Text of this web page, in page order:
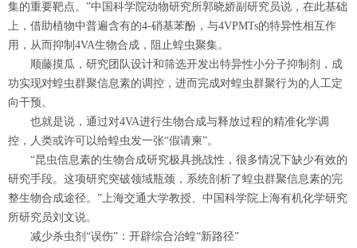
集的重要靶点。”中国科学院动物研究所郭晓娇副研究员说，在此基础
上，借助植物中普遍含有的4-硝基苯酚，与4VPMTs的特异性相互作
用，从而抑制4VA生物合成，阻止蝗虫聚集。
顺藤摸瓜，研究团队设计和筛选开发出特异性小分子抑制剂，成
功实现对蝗虫群聚信息素的调控，进而完成对蝗虫群聚行为的人工定
向干预。
也就是说，通过对4VA进行生物合成与释放过程的精准化学调
控，人类或许可以给蝗虫发一张“假请柬”。
“昆虫信息素的生物合成研究极具挑战性，很多情况下缺少有效的
研究手段。这项研究突破领域瓶颈，系统剖析了蝗虫群聚信息素的完
整生物合成途径。”上海交通大学教授、中国科学院上海有机化学研究
所研究员刘文说。
减少杀虫剂“误伤”：开辟综合治蝗“新路径”